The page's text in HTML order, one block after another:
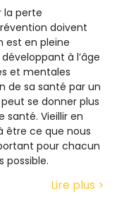
la perte
doivent
est en pleine
à l’âge
et mentales
de sa santé par un
se donner plus
santé. Vieillir en
être ce que nous
pour chacun
possible.
Lire plus >